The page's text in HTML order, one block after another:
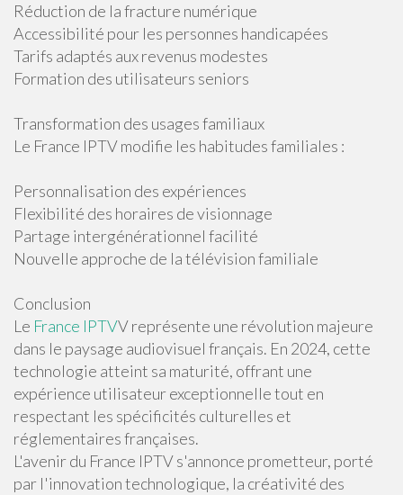
Réduction de la fracture numérique
Accessibilité pour les personnes handicapées
Tarifs adaptés aux revenus modestes
Formation des utilisateurs seniors
Transformation des usages familiaux
Le France IPTV modifie les habitudes familiales :
Personnalisation des expériences
Flexibilité des horaires de visionnage
Partage intergénérationnel facilité
Nouvelle approche de la télévision familiale
Conclusion
Le France IPTVV représente une révolution majeure
dans le paysage audiovisuel français. En 2024, cette
technologie atteint sa maturité, offrant une
expérience utilisateur exceptionnelle tout en
respectant les spécificités culturelles et
réglementaires françaises.
L'avenir du France IPTV s'annonce prometteur, porté
par l'innovation technologique, la créativité des